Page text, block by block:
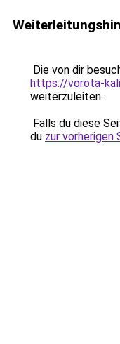
Die von dir
https://vorota-
weiterzuleiten.
Falls du diese
du zur vorherigen